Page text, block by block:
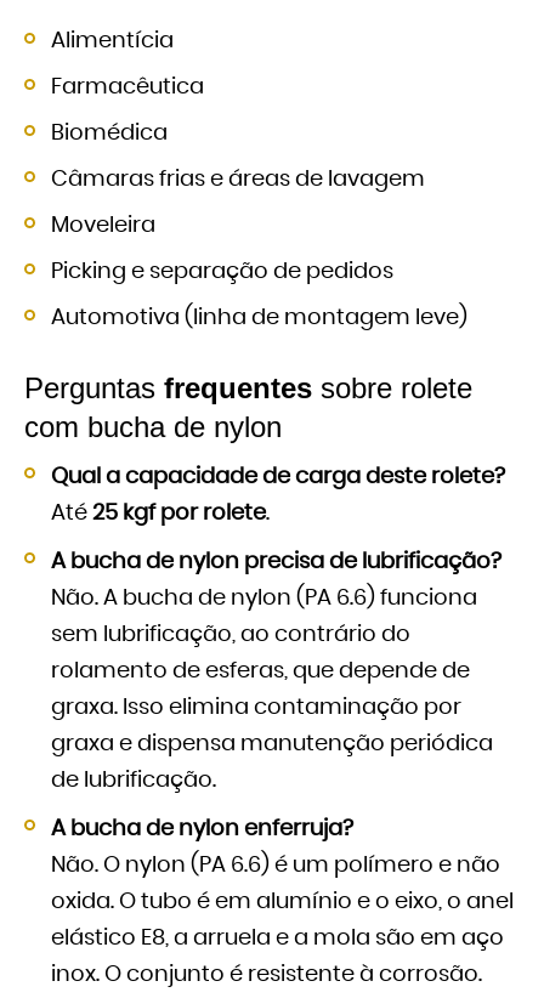
Alimentícia
Farmacêutica
Biomédica
Câmaras frias e áreas de lavagem
Moveleira
Picking e separação de pedidos
Automotiva (linha de montagem leve)
Perguntas frequentes sobre rolete
com bucha de nylon
Qual a capacidade de carga deste rolete?
Até 25 kgf por rolete.
A bucha de nylon precisa de lubrificação?
Não. A bucha de nylon (PA 6.6) funciona
sem lubrificação, ao contrário do
rolamento de esferas, que depende de
graxa. Isso elimina contaminação por
graxa e dispensa manutenção periódica
de lubrificação.
A bucha de nylon enferruja?
Não. O nylon (PA 6.6) é um polímero e não
oxida. O tubo é em alumínio e o eixo, o anel
elástico E8, a arruela e a mola são em aço
inox. O conjunto é resistente à corrosão.